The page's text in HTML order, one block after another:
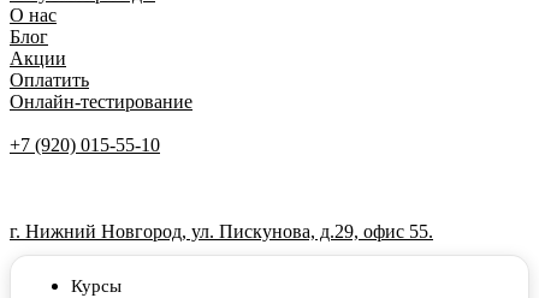
О нас
Блог
Акции
Оплатить
Онлайн-тестирование
+7 (920) 015-55-10
г. Нижний Новгород, ул. Пискунова, д.29, офис 55.
Курсы